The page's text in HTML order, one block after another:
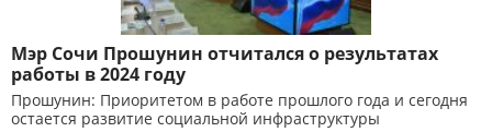
Мэр Сочи Прошунин отчитался о результатах
работы в 2024 году
Прошунин: Приоритетом в работе прошлого года и сегодня
остается развитие социальной инфраструктуры